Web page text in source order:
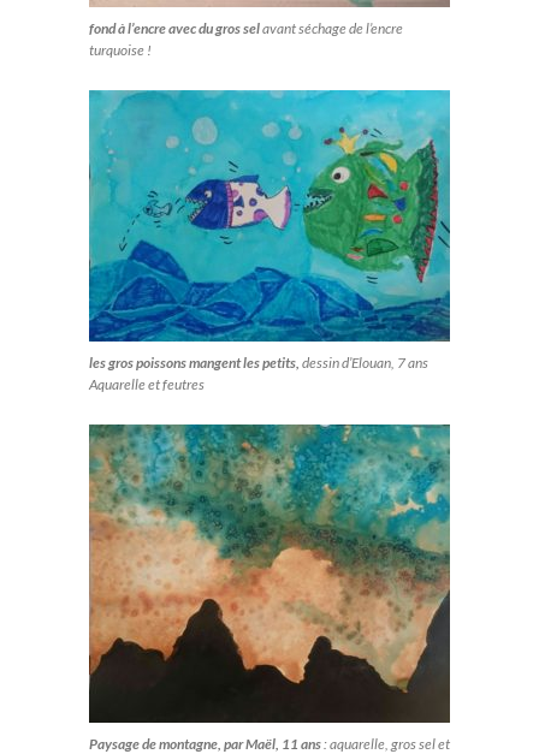
fond à l’encre avec du gros selavant séchage de l’encre
turquoise !
les gros poissons mangent les petits, dessin d’Elouan, 7 ans
Aquarelle et feutres
Paysage de montagne, par Maël, 11 ans : aquarelle, gros sel et